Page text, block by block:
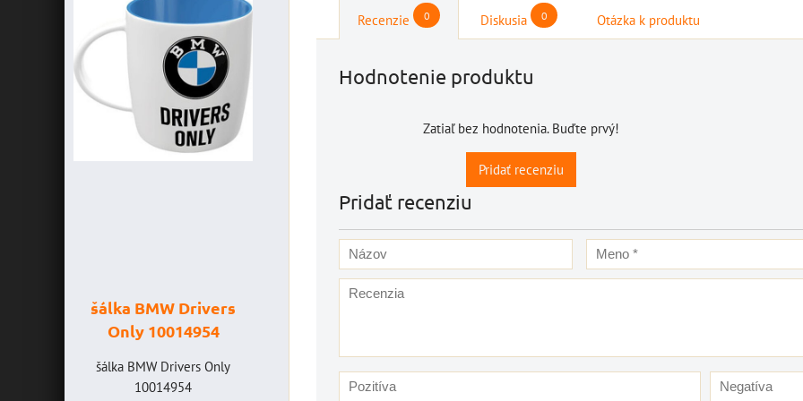
Recenzie 0 Diskusia 0 Otázka k produktu
Hodnotenie produktu
Zatiaľ bez hodnotenia. Buďte prvý!
Pridať recenziu
Pridať recenziu
šálka BMW Drivers
Only 10014954
šálka BMW Drivers Only
šálka "Yamaha
šálka "Yamaha VR46"
voltmetrom + power
banka, štartovací
bootovací prúd 400
A, NOCO GB20